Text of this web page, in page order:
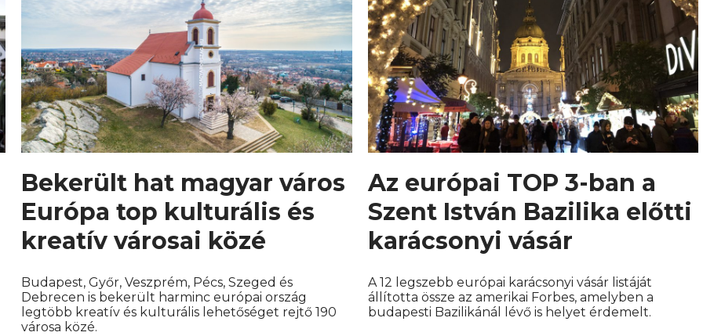
Bekerült hat magyar város
Európa top kulturális és
kreatív városai közé
Budapest, Győr, Veszprém, Pécs, Szeged és
Debrecen is bekerült harminc európai ország
legtöbb kreatív és kulturális lehetőséget rejtő 190
városa közé.
Az európai TOP 3-ban a
Szent István Bazilika előtti
karácsonyi vásár
A 12 legszebb európai karácsonyi vásár listáját
állította össze az amerikai Forbes, amelyben a
budapesti Bazilikánál lévő is helyet érdemelt.